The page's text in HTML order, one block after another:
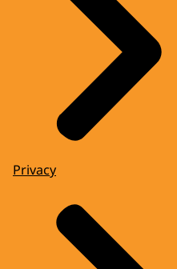
Privacy